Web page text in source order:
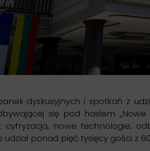
dyskusyjnych i spotkań z
się pod hasłem
nowe technologie,
ponad pięć tysięcy gości z